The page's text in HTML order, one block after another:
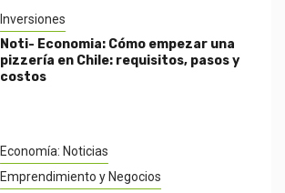
Inversiones
Noti- Economia: Cómo empezar una
pizzería en Chile: requisitos, pasos y
costos
Economía: Noticias
Emprendimiento y Negocios